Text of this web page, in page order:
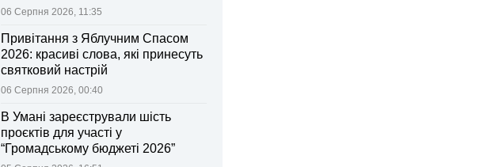
контроль Лубінець
06 Серпня 2026, 11:35
Привітання з Яблучним Спасом
2026: красиві слова, які принесуть
святковий настрій
06 Серпня 2026, 00:40
В Умані зареєстрували шість
проєктів для участі у
“Громадському бюджеті 2026”